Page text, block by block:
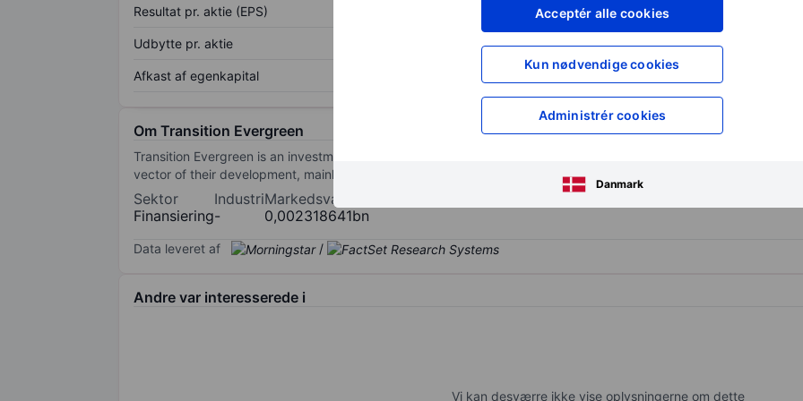
Acceptér alle cookies
Kun nødvendige cookies
Administrér cookies
Danmark
Resultat pr. aktie (EPS) XXXXXXX
Udbytte pr. aktie XXXXXXX
Afkast af egenkapital XXXXXXX
for at få adgang
Om Transition Evergreen
Transition Evergreen is an investment holding company. The company holds stakes in French and European
vector of their development, mainly invested in biogas, decentralized renewable energy, sustainable forest
Sektor
Finansiering
Industri
-
Markedsværdi
0,002318641bn
Data leveret af /
Andre var interesserede i
Vi kan desværre ikke vise oplysningerne om dette